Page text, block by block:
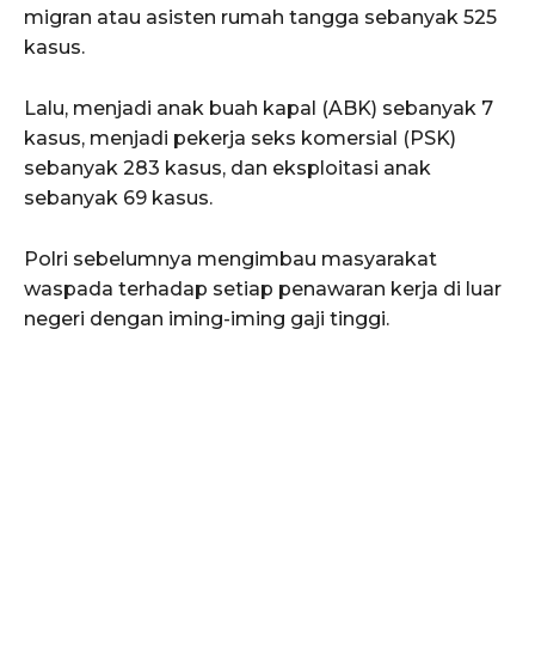
migran atau asisten rumah tangga sebanyak 525
kasus.
Lalu, menjadi anak buah kapal (ABK) sebanyak 7
kasus, menjadi pekerja seks komersial (PSK)
sebanyak 283 kasus, dan eksploitasi anak
sebanyak 69 kasus.
Polri sebelumnya mengimbau masyarakat
waspada terhadap setiap penawaran kerja di luar
negeri dengan iming-iming gaji tinggi.